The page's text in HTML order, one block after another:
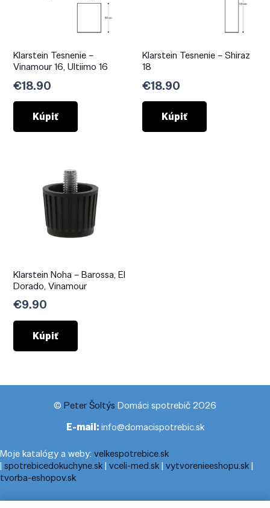
Klarstein Tesnenie –
Vinamour 16, Ultiimo 16
€18.90
Kúpiť
Klarstein Tesnenie – Shiraz
18
€18.90
Kúpiť
Klarstein Noha – Barossa, El
Dorado, Vinamour
€9.90
Kúpiť
© Peter Šoltýs Domáci spotrebič 2026
E-mail:info@domacispotrebic.sk
Moje katalógy a weby: velkespotrebice.sk
| spotrebicedokuchyne.sk| vceli-med.sk| vytvorenieeshopu.sk|
tvorba-eshopov.sk
Moje blogy:cestovnyporiadok.eu|pracanadoma.net|telefonny-